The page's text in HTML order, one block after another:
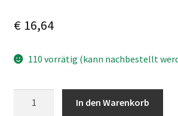
€16,64
110 vorrätig (kann nachbestellt
In den Warenkorb